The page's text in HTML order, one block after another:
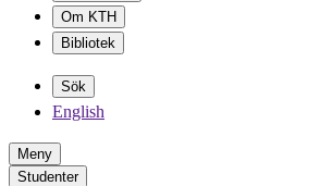
Om KTH
Bibliotek
Sök
English
Meny
Studenter